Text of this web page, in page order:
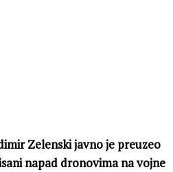
Zelenski javno je preuzeo
napad dronovima na vojne